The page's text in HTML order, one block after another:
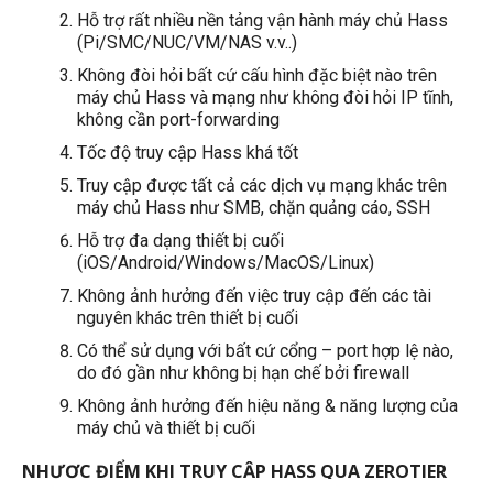
Hỗ trợ rất nhiều nền tảng vận hành máy chủ Hass
(Pi/SMC/NUC/VM/NAS v.v..)
Không đòi hỏi bất cứ cấu hình đặc biệt nào trên
máy chủ Hass và mạng như không đòi hỏi IP tĩnh,
không cần port-forwarding
Tốc độ truy cập Hass khá tốt
Truy cập được tất cả các dịch vụ mạng khác trên
máy chủ Hass như SMB, chặn quảng cáo, SSH
Hỗ trợ đa dạng thiết bị cuối
(iOS/Android/Windows/MacOS/Linux)
Không ảnh hưởng đến việc truy cập đến các tài
nguyên khác trên thiết bị cuối
Có thể sử dụng với bất cứ cổng – port hợp lệ nào,
do đó gần như không bị hạn chế bởi firewall
Không ảnh hưởng đến hiệu năng & năng lượng của
máy chủ và thiết bị cuối
NHƯỢC ĐIỂM KHI TRUY CẬP HASS QUA ZEROTIER